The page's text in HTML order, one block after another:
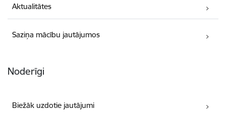
Aktualitātes
Saziņa mācību jautājumos
Noderīgi
Biežāk uzdotie jautājumi